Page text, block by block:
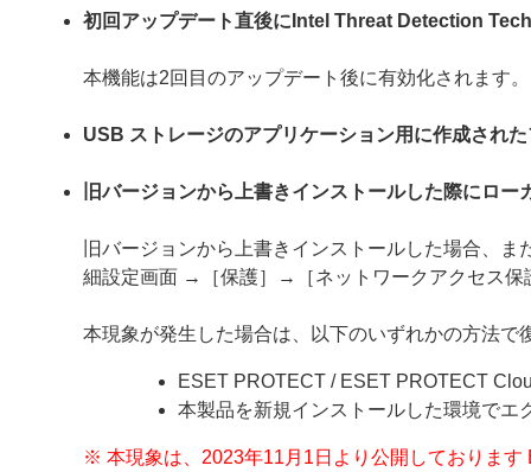
初回アップデート直後にIntel Threat Detection
本機能は2回目のアップデート後に有効化されます。
USB ストレージのアプリケーション用に作成され
旧バージョンから上書きインストールした際にロ
旧バージョンから上書きインストールした場合、
細設定画面 →［保護］→［ネットワークアクセス
本現象が発生した場合は、以下のいずれかの方法で
ESET PROTECT / ESET PROTECT
本製品を新規インストールした環境でエ
※ 本現象は、2023年11月1日より公開しておりま